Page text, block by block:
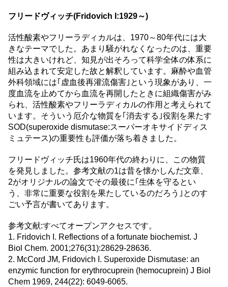
フリードヴィッチ(Fridovich I:1929～)
活性酸素やフリーラディカルは、1970～80年代には大
きなテーマでした。あまり騒がれなくなったのは、重要
性は大きいけれど、知見が出そろって科学全体の体系に
組み込まれて安定した故と解釈しています。麻酔や血管
外科領域には｢虚血後再灌流傷害｣という現象があり、一
度血流を止めてから血流を再開したときに組織傷害がみ
られ、活性酸素やフリーラディカルの作用と考えられて
います。そういう厄介な物質を｢消去する｣役割を果たす
SOD(superoxide dismutase:スーパーオキサイドディス
ミュテース)の重要性も評価が落ち着きました。
フリードヴィッチ氏は1960年代の終わりに、この物質
を発見しました。参考文献の1は昔を懐かしんだ文章、
2がオリジナルの論文でその最後に｢生体を守るとい
う、非常に重要な役割を果たしているのだろう｣とのす
ごい予言が書いてあります。
参考文献:すべてオープンアクセスです。
1. Fridovich I. Reflections of a fortunate biochemist. J
Biol Chem. 2001;276(31):28629-28636.
2. McCord JM, Fridovich I. Superoxide Dismutase: an
enzymic function for erythrocuprein (hemocuprein) J Biol
Chem 1969, 244(22): 6049-6065.